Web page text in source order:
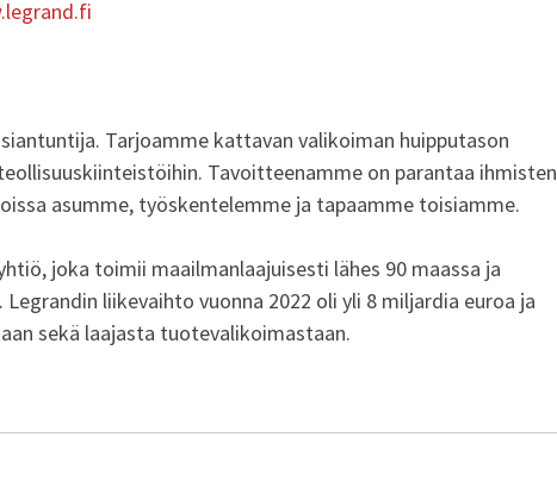
Tarjoamme kattavan valikoiman huipputason
Tavoitteenamme on parantaa ihmisten
asumme, työskentelemme ja tapaamme toisiamme.
joka toimii maailmanlaajuisesti lähes 90 maassa ja
liikevaihto vuonna 2022 oli yli 8 miljardia euroa ja
sekä laajasta tuotevalikoimastaan.